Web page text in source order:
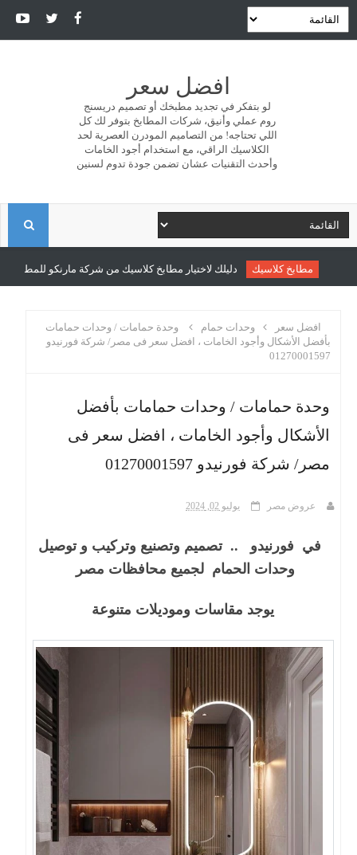
افضل سعر
لو بتفكر في تجديد مطبخك أو تصميم دريسنج
روم عملي وأنيق، شركات المطابخ بتوفر لك كل
اللي تحتاجه! من التصاميم المودرن العصرية لحد
الكلاسيك الراقي، مع استخدام أجود الخامات
وأحدث التقنيات عشان تضمن جودة تدوم لسنين
ا
مطابخ كلاسيك دليلك لاختيار مطابخ كلاسيك من شركة مارنكو للمطابخ
افضل سعر وحدات حمام
وحدة حمامات / وحدات حمامات
بأفضل الأشكال وأجود الخامات ، افضل سعر فى مصر/ شركة فورنيدو
01270001597
وحدة حمامات / وحدات حمامات بأفضل
الأشكال وأجود الخامات ، افضل سعر فى
مصر/ شركة فورنيدو 01270001597
عروض مصر يوليو 02, 2024
في فورنيدو .. تصميم وتصنيع وتركيب و توصيل
وحدات الحمام لجميع محافظات مصر
يوجد مقاسات وموديلات متنوعة